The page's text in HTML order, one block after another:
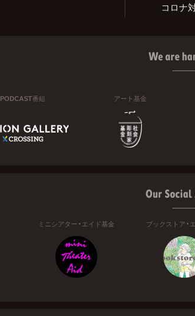
コロナ
We are
PODCAST番組 アート基金
Our
ミニシアター・エイド基金 ブックストア・